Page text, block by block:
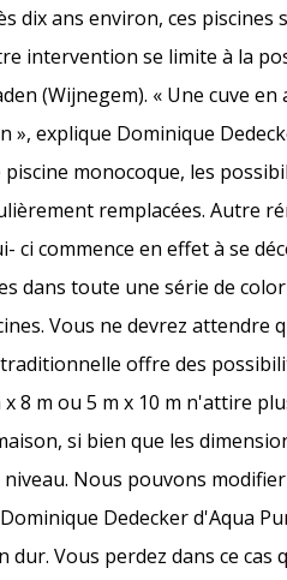
dix ans environ, ces
intervention se limite à la
(Wijnegem). « Une cuve
explique Dominique
monocoque, les
remplacées. Autre
ci commence en effet à se
dans toute une série de
Vous ne devrez
offre des
8 m ou 5 m x 10 m n'attire
si bien que les
Nous pouvons
Dedecker d'Aqua
dur. Vous perdez dans ce